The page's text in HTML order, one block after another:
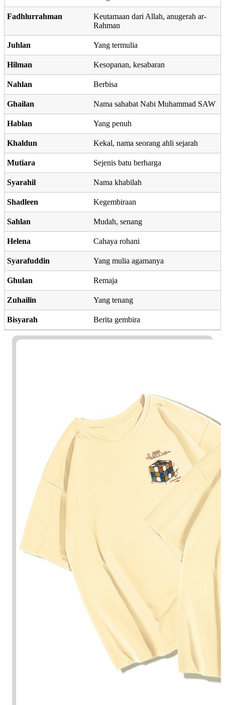
Fadhlurrahman
Keutamaan dari Allah, anugerah ar-
Rahman
Juhlan Yang termulia
Hilman Kesopanan, kesabaran
Nahlan Berbisa
Ghailan Nama sahabat Nabi Muhammad SAW
Hablan Yang penuh
Khaldun Kekal, nama seorang ahli sejarah
Mutiara Sejenis batu berharga
Syarahil Nama khabilah
Shadleen Kegembiraan
Sahlan Mudah, senang
Helena Cahaya rohani
Syarafuddin Yang mulia agamanya
Ghulan Remaja
Zuhailin Yang tenang
Bisyarah Berita gembira